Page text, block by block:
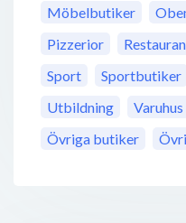
Möbelbutiker
Pizzerior
Sport
Sportbutiker
Utbildning
Varuhus
Övriga butiker